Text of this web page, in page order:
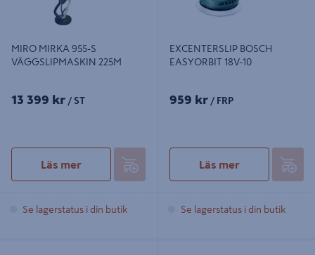
MIRO MIRKA 955-S
VÄGGSLIPMASKIN 225M
13 399 kr / ST
Läs mer
Se lagerstatus i din butik
EXCENTERSLIP BOSCH
EASYORBIT 18V-10
959 kr / FRP
Läs mer
Se lagerstatus i din butik